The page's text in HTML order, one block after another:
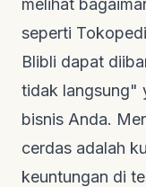
seperti
Blibli dapat
tidak langsung"
bisnis Anda.
cerdas adalah
keuntungan di